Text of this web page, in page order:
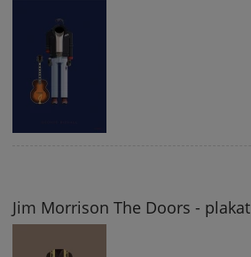
Jim Morrison The Doors - plakat